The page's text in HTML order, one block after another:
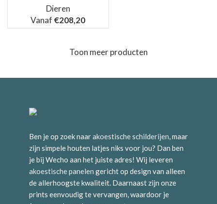
Dieren
Vanaf €208,20
Toon meer producten
Ben je op zoek naarakoestische schilderijen, maar
zijn simpele houten latjes niks voor jou? Dan ben
je bij Wecho aan het juiste adres! Wij leveren
akoestische panelen gericht op design van alleen
de allerhoogste kwaliteit. Daarnaast zijn onze
prints eenvoudig te vervangen, waardoor je